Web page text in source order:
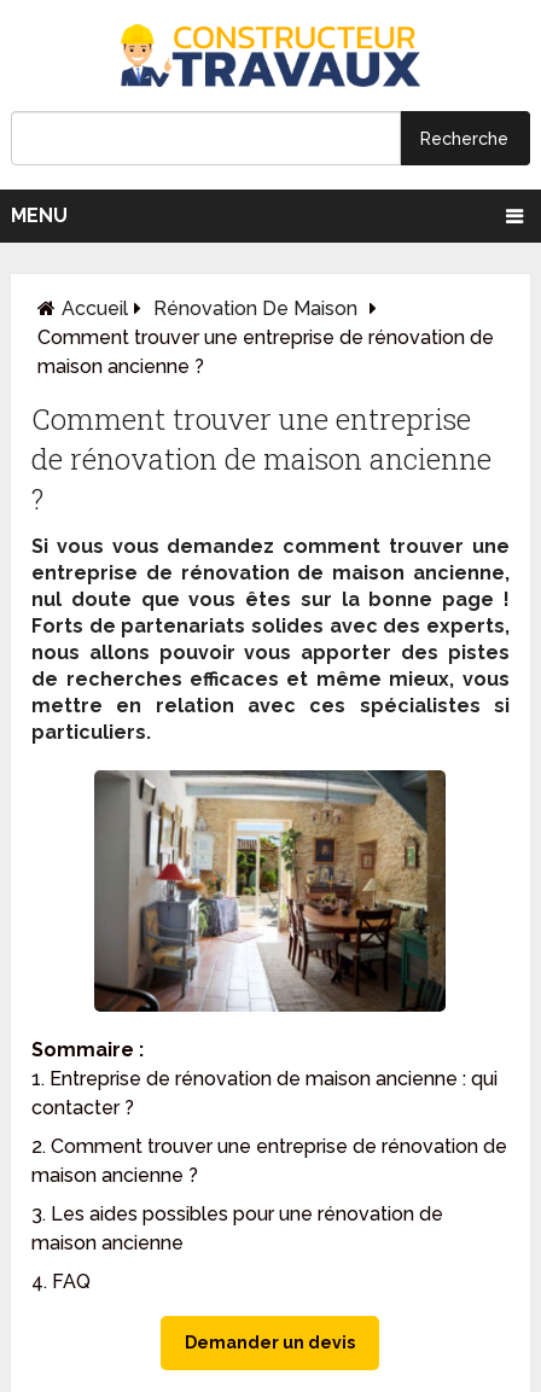
MENU
Accueil
Rénovation De Maison
Comment trouver une entreprise de rénovation de
maison ancienne ?
Comment trouver une entreprise
de rénovation de maison ancienne
?
Si vous vous demandez comment trouver une
entreprise de rénovation de maison ancienne,
nul doute que vous êtes sur la bonne page !
Forts de partenariats solides avec des experts,
nous allons pouvoir vous apporter des pistes
de recherches efficaces et même mieux, vous
mettre en relation avec ces spécialistes si
particuliers.
Sommaire :
1. Entreprise de rénovation de maison ancienne : qui
contacter ?
2. Comment trouver une entreprise de rénovation de
maison ancienne ?
3. Les aides possibles pour une rénovation de
maison ancienne
4. FAQ
Demander un devis